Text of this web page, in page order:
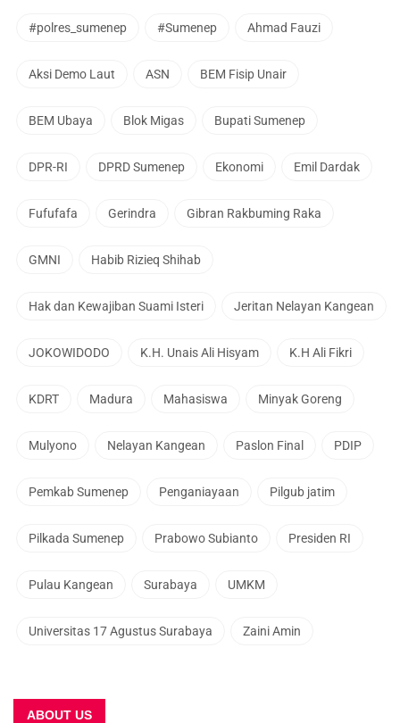
#polres_sumenep #Sumenep Ahmad Fauzi
Aksi Demo Laut ASN BEM Fisip Unair
BEM Ubaya Blok Migas Bupati Sumenep
DPR-RI DPRD Sumenep Ekonomi Emil Dardak
Fufufafa Gerindra Gibran Rakbuming Raka
GMNI Habib Rizieq Shihab
Hak dan Kewajiban Suami Isteri Jeritan Nelayan Kangean
JOKOWIDODO K.H. Unais Ali Hisyam K.H Ali Fikri
KDRT Madura Mahasiswa Minyak Goreng
Mulyono Nelayan Kangean Paslon Final PDIP
Pemkab Sumenep Penganiayaan Pilgub jatim
Pilkada Sumenep Prabowo Subianto Presiden RI
Pulau Kangean Surabaya UMKM
Universitas 17 Agustus Surabaya Zaini Amin
ABOUT US